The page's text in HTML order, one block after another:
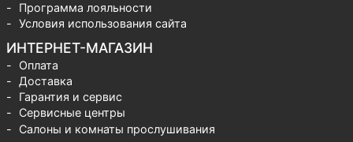
Программа лояльности
Условия использования сайта
ИНТЕРНЕТ-МАГАЗИН
Оплата
Доставка
Гарантия и сервис
Сервисные центры
Салоны и комнаты прослушивания